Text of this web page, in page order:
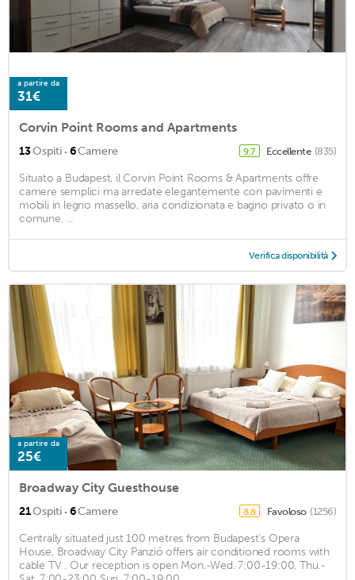
a partire da
31€
Corvin Point Rooms and Apartments
13Ospiti · 6Camere 9,7 Eccellente (835)
Situato a Budapest, il Corvin Point Rooms & Apartments offre
camere semplici ma arredate elegantemente con pavimenti e
mobili in legno massello, aria condizionata e bagno privato o in
comune. ...
Verifica disponibilità
a partire da
25€
Broadway City Guesthouse
21Ospiti · 6Camere 8,8 Favoloso (1256)
Centrally situated just 100 metres from Budapest’s Opera
House, Broadway City Panzió offers air conditioned rooms with
cable TV . Our reception is open Mon.-Wed. 7:00-19:00, Thu.-